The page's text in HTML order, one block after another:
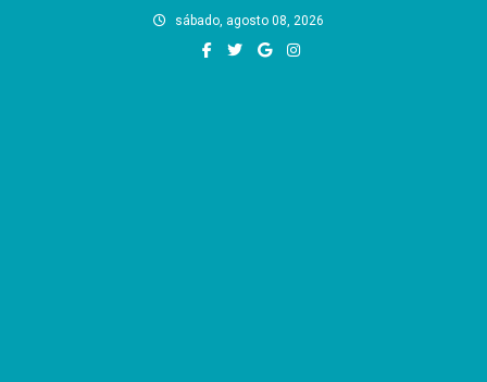
sábado, agosto 08, 2026